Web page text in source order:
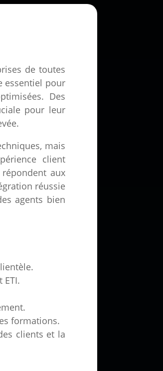
de toutes
essentiel pour
Des
pour leur
mais
client
aux
réussie
agents bien
ETI.
formations.
clients et la